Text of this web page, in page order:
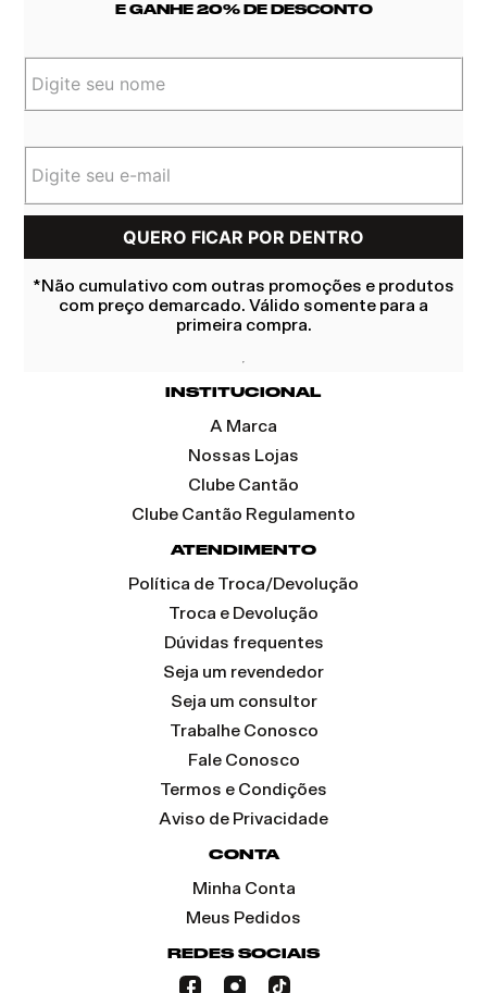
E GANHE 20% DE DESCONTO
*Não cumulativo com outras promoções e produtos
com preço demarcado. Válido somente para a
primeira compra.
INSTITUCIONAL
A Marca
Nossas Lojas
Clube Cantão
Clube Cantão Regulamento
ATENDIMENTO
Política de Troca/Devolução
Troca e Devolução
Dúvidas frequentes
Seja um revendedor
Seja um consultor
Trabalhe Conosco
Fale Conosco
Termos e Condições
Aviso de Privacidade
CONTA
Minha Conta
Meus Pedidos
REDES SOCIAIS